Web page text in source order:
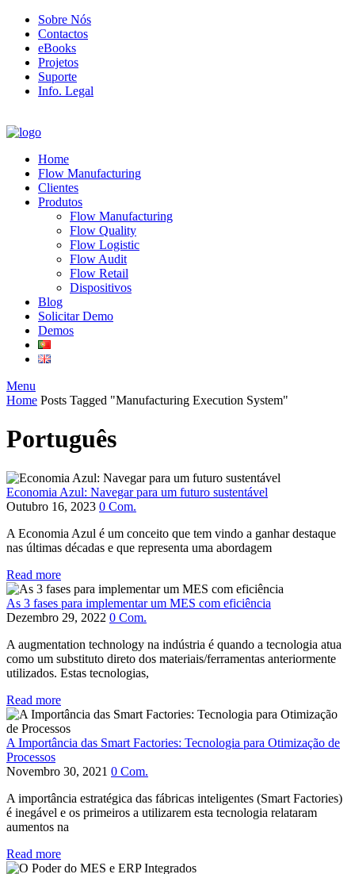
Sobre Nós
Contactos
eBooks
Projetos
Suporte
Info. Legal
Home
Flow Manufacturing
Clientes
Produtos
Flow Manufacturing
Flow Quality
Flow Logistic
Flow Audit
Flow Retail
Dispositivos
Blog
Solicitar Demo
Demos
Menu
Home Posts Tagged "Manufacturing Execution System"
Português
Economia Azul: Navegar para um futuro sustentável
Outubro 16, 2023 0 Com.
A Economia Azul é um conceito que tem vindo a ganhar destaque
nas últimas décadas e que representa uma abordagem
Read more
As 3 fases para implementar um MES com eficiência
Dezembro 29, 2022 0 Com.
A augmentation technology na indústria é quando a tecnologia atua
como um substituto direto dos materiais/ferramentas anteriormente
utilizados. Estas tecnologias,
Read more
A Importância das Smart Factories: Tecnologia para Otimização de
Processos
Novembro 30, 2021 0 Com.
A importância estratégica das fábricas inteligentes (Smart Factories)
é inegável e os primeiros a utilizarem esta tecnologia relataram
aumentos na
Read more